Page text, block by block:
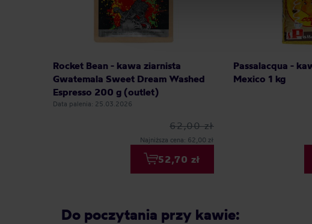
Rocket Bean - kawa ziarnista
Gwatemala Sweet Dream Washed
Espresso 200 g (outlet)
Data palenia: 25.03.2026
62,00 zł
Najniższa cena: 62,00 zł
52,70 zł
Passalacqua -
Mexico 1 kg
Do poczytania przy kawie: